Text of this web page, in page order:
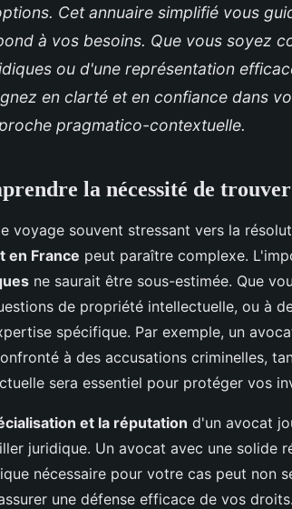
Cet annuaire simplifié vous
à vos besoins. Que vous soyez
ou d'une représentation
en clarté et en confiance dans
pragmatico-contextuelle.
la nécessité de
voyage souvent stressant vers la
en France peut paraître complexe.
ne saurait être sous-estimée. Que
de propriété intellectuelle, ou à
spécifique. Par exemple, un
à des accusations criminelles,
sera essentiel pour protéger vos
et la réputation d'un avocat
juridique. Un avocat avec une solide
nécessaire pour votre cas peut non
une défense efficace de vos